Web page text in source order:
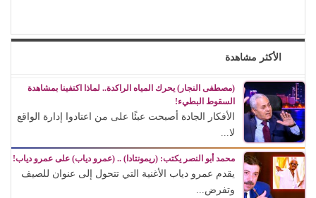
الأكثر مشاهدة
(مصطفى النجار) يحرك المياه الراكدة.. لماذا اكتفينا بمشاهدة
السقوط البطيء!
الأفكار الجادة أصبحت عبئًا على من اعتادوا إدارة الواقع
لا...
محمد أبو النصر يكتب: (ريمونتادا) .. (عمرو دياب) على عمرو دياب!
يقدم عمرو دياب الأغنية التي تتحول إلى عنوان للصيف
وتفرض...